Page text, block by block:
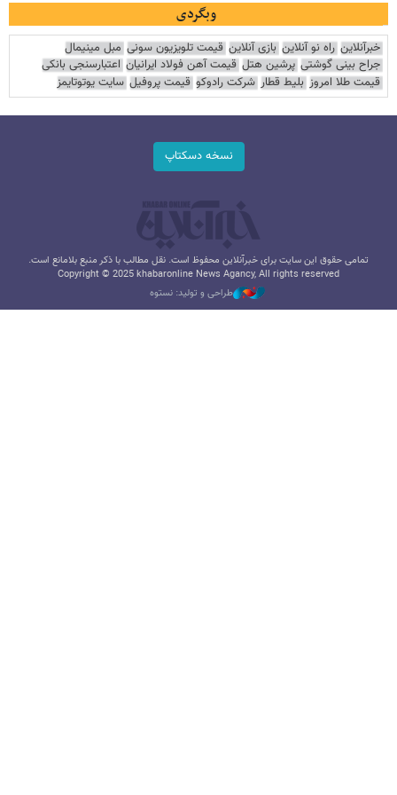
وبگردی
خبرآنلاین راه نو آنلاین بازی آنلاین قیمت تلویزیون سونی مبل مینیمال
جراح بینی گوشتی پرشین هتل قیمت آهن فولاد ایرانیان اعتبارسنجی بانکی
قیمت طلا امروز بلیط قطار شرکت رادوکو قیمت پروفیل سایت یوتوتایمز
نسخه دسکتاپ
تمامی حقوق این سایت برای خبرآنلاین محفوظ است. نقل مطالب با ذکر منبع بلامانع است.
Copyright © 2025 khabaronline News Agancy, All rights reserved
طراحی و تولید: نستوه